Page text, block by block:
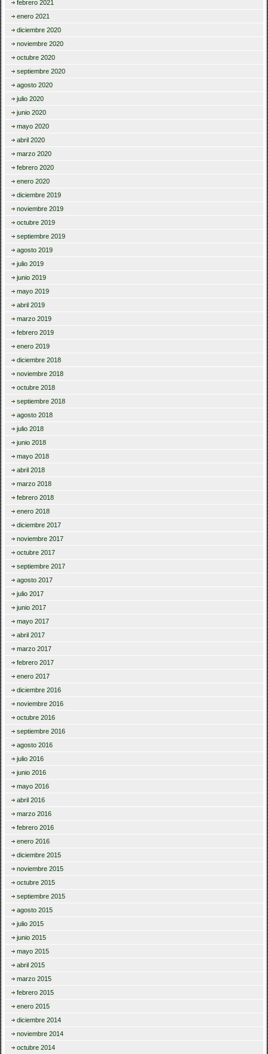
febrero 2021
enero 2021
diciembre 2020
noviembre 2020
octubre 2020
septiembre 2020
agosto 2020
julio 2020
junio 2020
mayo 2020
abril 2020
marzo 2020
febrero 2020
enero 2020
diciembre 2019
noviembre 2019
octubre 2019
septiembre 2019
agosto 2019
julio 2019
junio 2019
mayo 2019
abril 2019
marzo 2019
febrero 2019
enero 2019
diciembre 2018
noviembre 2018
octubre 2018
septiembre 2018
agosto 2018
julio 2018
junio 2018
mayo 2018
abril 2018
marzo 2018
febrero 2018
enero 2018
diciembre 2017
noviembre 2017
octubre 2017
septiembre 2017
agosto 2017
julio 2017
junio 2017
mayo 2017
abril 2017
marzo 2017
febrero 2017
enero 2017
diciembre 2016
noviembre 2016
octubre 2016
septiembre 2016
agosto 2016
julio 2016
junio 2016
mayo 2016
abril 2016
marzo 2016
febrero 2016
enero 2016
diciembre 2015
noviembre 2015
octubre 2015
septiembre 2015
agosto 2015
julio 2015
junio 2015
mayo 2015
abril 2015
marzo 2015
febrero 2015
enero 2015
diciembre 2014
noviembre 2014
octubre 2014